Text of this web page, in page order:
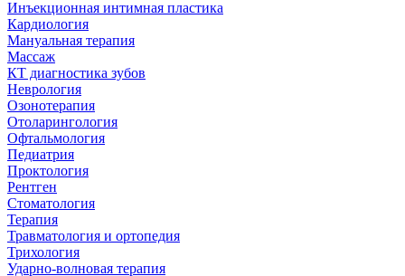
Инъекционная интимная пластика
Кардиология
Мануальная терапия
Массаж
КТ диагностика зубов
Неврология
Озонотерапия
Отоларингология
Офтальмология
Педиатрия
Проктология
Рентген
Стоматология
Терапия
Травматология и ортопедия
Трихология
Ударно-волновая терапия